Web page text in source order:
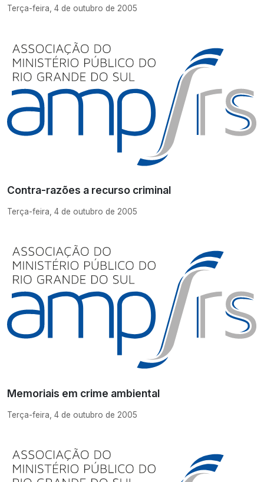
Terça-feira, 4 de outubro de 2005
Contra-razões a recurso criminal
Terça-feira, 4 de outubro de 2005
Memoriais em crime ambiental
Terça-feira, 4 de outubro de 2005